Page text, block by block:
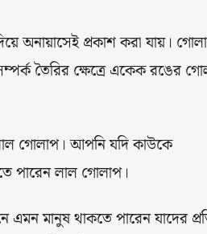
অনায়াসেই প্রকাশ করা যায়।
তৈরির ক্ষেত্রে একেক রঙের
গোলাপ। আপনি যদি কাউকে
পারেন লাল গোলাপ।
মানুষ থাকতে পারেন যাদের